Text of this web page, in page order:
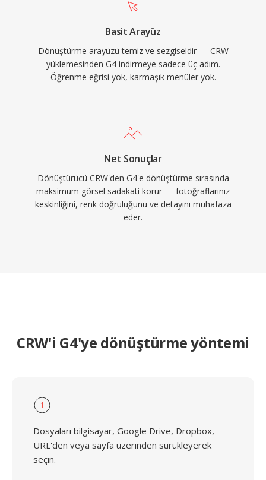
Basit Arayüz
Dönüştürme arayüzü temiz ve sezgiseldir — CRW
yüklemesinden G4 indirmeye sadece üç adım.
Öğrenme eğrisi yok, karmaşık menüler yok.
Net Sonuçlar
Dönüştürücü CRW'den G4'e dönüştürme sırasında
maksimum görsel sadakati korur — fotoğraflarınız
keskinliğini, renk doğruluğunu ve detayını muhafaza
eder.
CRW'i G4'ye dönüştürme yöntemi
1
Dosyaları bilgisayar, Google Drive, Dropbox,
URL'den veya sayfa üzerinden sürükleyerek
seçin.